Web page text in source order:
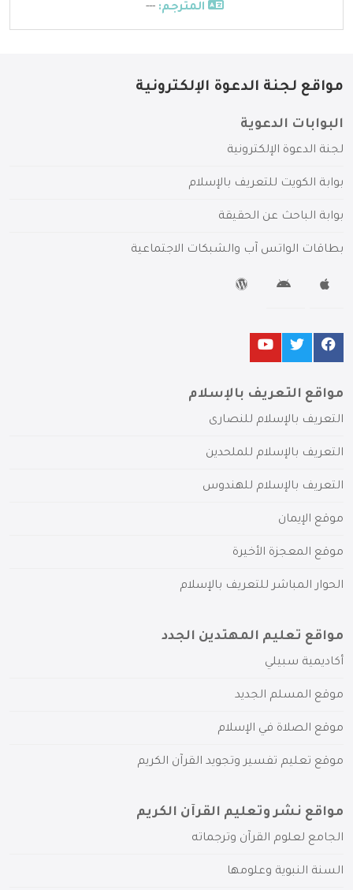
المترجم: ---
مواقع لجنة الدعوة الإلكترونية
البوابات الدعوية
لجنة الدعوة الإلكترونية
بوابة الكويت للتعريف بالإسلام
بوابة الباحث عن الحقيقة
بطاقات الواتس آب والشبكات الاجتماعية
مواقع التعريف بالإسلام
التعريف بالإسلام للنصارى
التعريف بالإسلام للملحدين
التعريف بالإسلام للهندوس
موقع الإيمان
موقع المعجزة الأخيرة
الحوار المباشر للتعريف بالإسلام
مواقع تعليم المهتدين الجدد
أكاديمية سبيلي
موقع المسلم الجديد
موقع الصلاة في الإسلام
موقع تعليم تفسير وتجويد القرآن الكريم
مواقع نشر وتعليم القرآن الكريم
الجامع لعلوم القرآن وترجماته
السنة النبوية وعلومها